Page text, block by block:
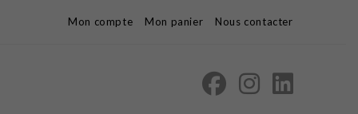
Mon compte Mon panier Nous contacter